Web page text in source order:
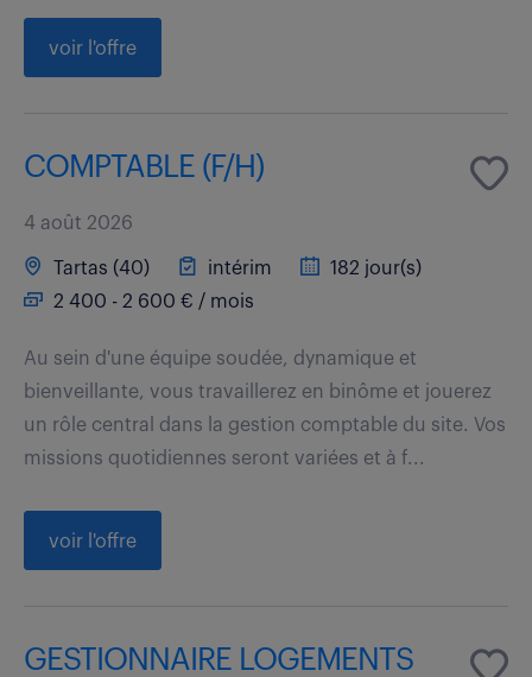
voir l'offre
COMPTABLE (F/H)
4 août 2026
Tartas (40) intérim
182 jour(s)
2 400 - 2 600 € / mois
Au sein d'une équipe soudée, dynamique et
bienveillante, vous travaillerez en binôme et jouerez
un rôle central dans la gestion comptable du site. Vos
missions quotidiennes seront variées et à f...
voir l'offre
GESTIONNAIRE LOGEMENTS